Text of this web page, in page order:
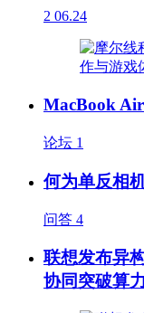
2 06.24
MacBook
论坛 1
何为单反相
问答 4
联想发布异
协同突破算